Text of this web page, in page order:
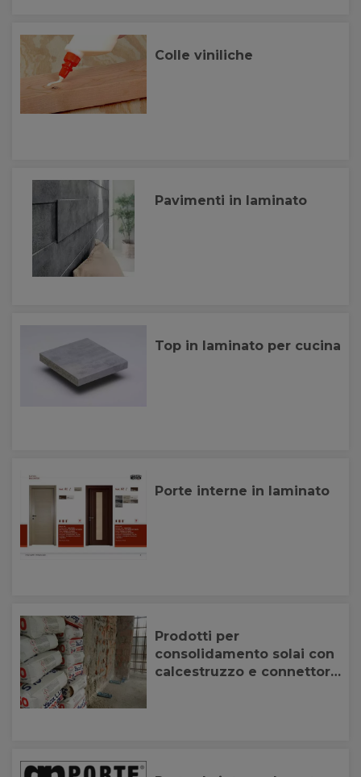
Colle viniliche
Pavimenti in laminato
Top in laminato per cucina
Porte interne in laminato
Prodotti per
consolidamento solai con
calcestruzzo e connettori